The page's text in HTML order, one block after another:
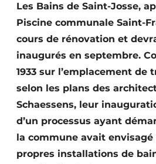
Les Bains de Saint-Josse,
Piscine communale Saint-
cours de rénovation et
inaugurés en septembre.
1933 sur l’emplacement de
selon les plans des
Schaessens, leur
d’un processus ayant
la commune avait envisagé
propres installations de